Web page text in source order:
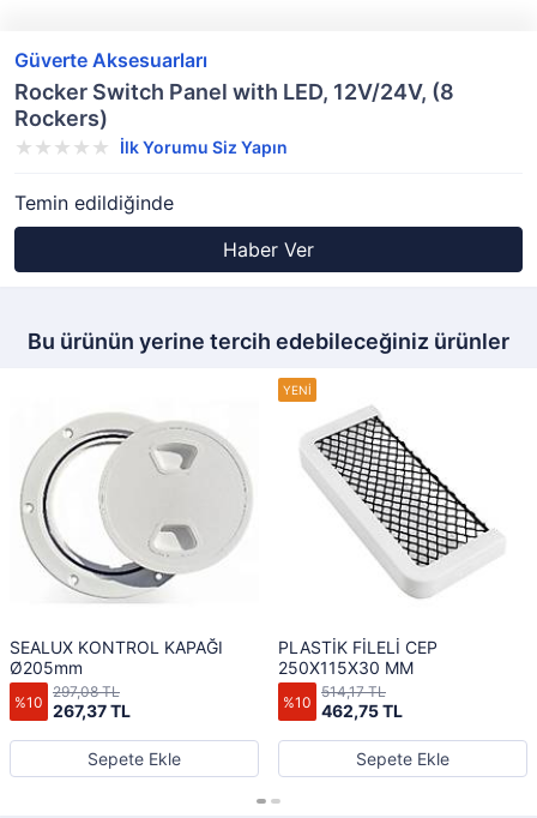
Güverte Aksesuarları
Rocker Switch Panel with LED, 12V/24V, (8
Rockers)
İlk Yorumu Siz Yapın
Temin edildiğinde
Haber Ver
Bu ürünün yerine tercih edebileceğiniz ürünler
SEALUX KONTROL KAPAĞI
Ø205mm
%10 267,37 TL
297,08 TL
Sepete Ekle
PLASTİK FİLELİ CEP
250X115X30 MM
%10 462,75 TL
514,17 TL
Sepete Ekle